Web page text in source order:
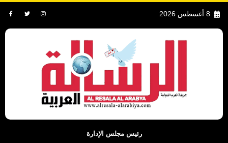
8 أغسطس 2026
رئيس مجلس الإدارة